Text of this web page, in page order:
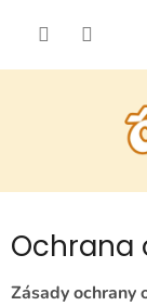
Ochrana
Zásady ochrany